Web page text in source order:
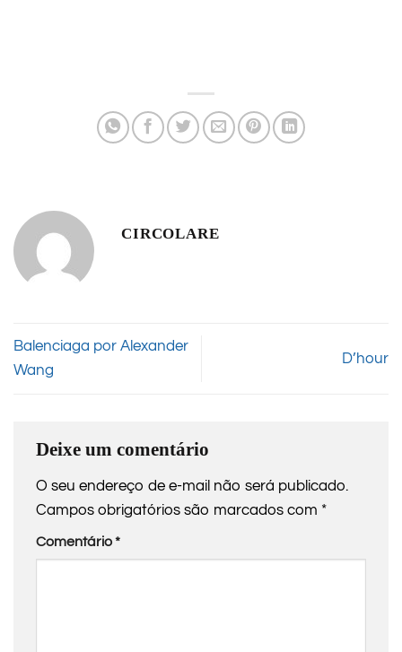
CIRCOLARE
Balenciaga por Alexander
Wang
D’hour
Deixe um comentário
O seu endereço de e-mail não será publicado.
Campos obrigatórios são marcados com *
Comentário*